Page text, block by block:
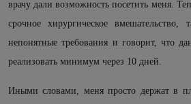
врачу дали возможность посетить меня.
срочное хирургическое
непонятные требования и говорит, что
реализовать минимум через 10 дней.
Иными словами, меня просто держат в